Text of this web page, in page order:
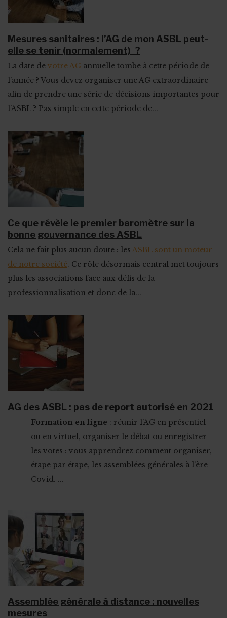
Mesures sanitaires : l’AG de mon ASBL peut-
elle se tenir (normalement) ?
La date de votre AG annuelle tombe à cette période de
l’année ? Vous devez organiser une AG extraordinaire
afin de prendre une série de décisions importantes pour
l’ASBL ? Pas simple en cette période de...
Ce que révèle le premier baromètre sur la
bonne gouvernance des ASBL
Cela ne fait plus aucun doute : les ASBL sont un moteur
de notre société. Ce rôle désormais central met toujours
plus les associations face aux défis de la
professionnalisation et donc de la...
AG des ASBL : pas de report autorisé en 2021
Formation en ligne : réunir l’AG en présentiel
ou en virtuel, organiser le débat ou enregistrer
les votes : vous apprendrez comment organiser,
étape par étape, les assemblées générales à l’ère
Covid. ...
Assemblée générale à distance : nouvelles
mesures